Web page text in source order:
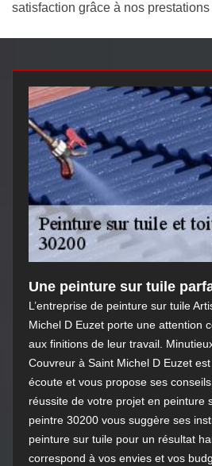
satisfaction grâce à nos
Une peinture sur tuile
L’entreprise de peinture sur tuile
Michel D Euzet porte une attention
aux finitions de leur travail.
Couvreur à Saint Michel D Euzet
écoute et vous propose ses
réussite de votre projet en peinture
peintre 30200 vous suggère ses
peinture sur tuile pour un résultat
correspond à vos envies et vos